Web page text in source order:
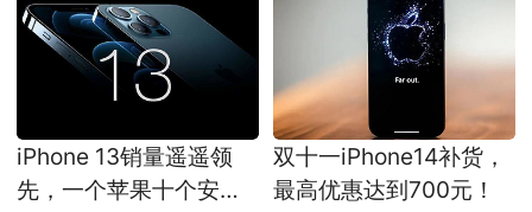
iPhone 13销量遥遥领
先，一个苹果十个安
双十一iPhone14补货，
最高优惠达到700元！